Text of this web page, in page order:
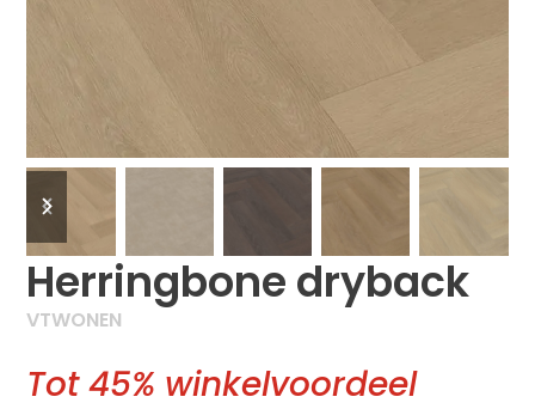
slide
slide
Herringbone dryback
VTWONEN
Tot 45% winkelvoordeel